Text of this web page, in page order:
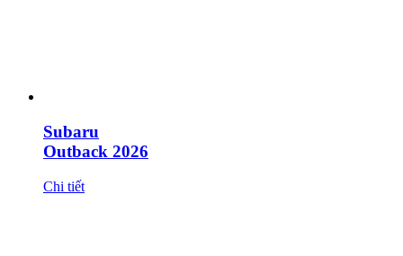
Subaru
Outback 2026
Chi tiết